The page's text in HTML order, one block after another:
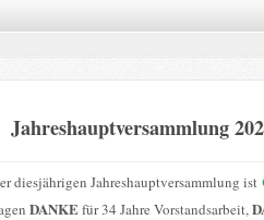
Jahreshauptversammlung
diesjährigen Jahreshauptversammlung ist
DANKEfür 34 Jahre Vorstandsarbeit,